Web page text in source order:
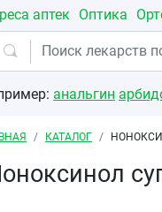
аптек Оптика
анальгин
навигации
КАТАЛОГ